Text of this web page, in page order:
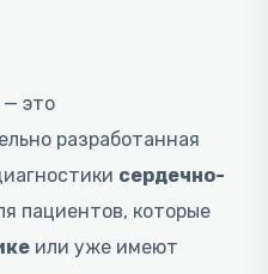
— это
разработанная
сердечно-
пациентов, которые
или уже имеют